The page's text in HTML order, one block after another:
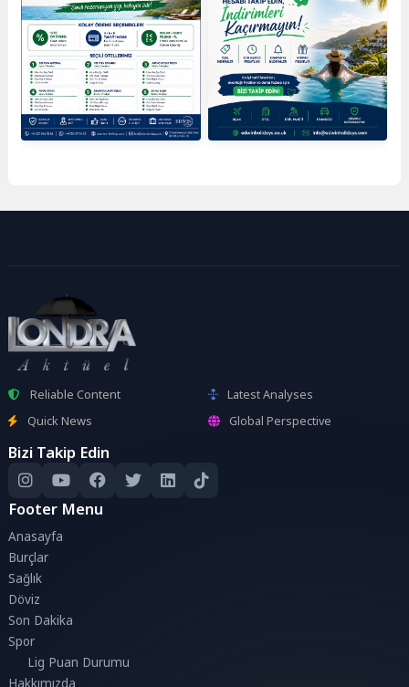
Reliable Content
Latest Analyses
Quick News
Global Perspective
Bizi Takip Edin
Footer Menu
Anasayfa
Burçlar
Sağlık
Döviz
Son Dakika
Spor
Lig Puan Durumu
Hakkımızda